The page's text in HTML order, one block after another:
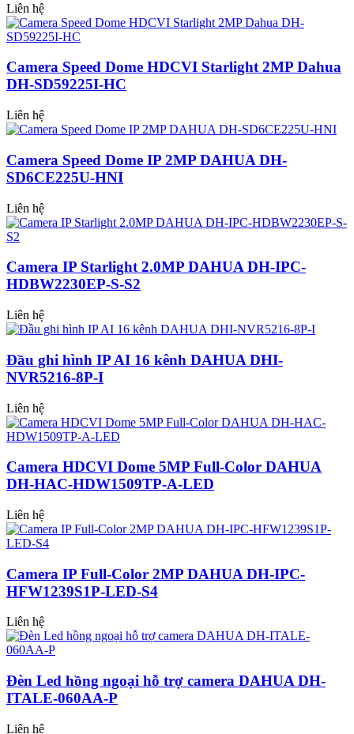
Liên hệ
Camera Speed Dome HDCVI Starlight 2MP Dahua
DH-SD59225I-HC
Liên hệ
Camera Speed Dome IP 2MP DAHUA DH-
SD6CE225U-HNI
Liên hệ
Camera IP Starlight 2.0MP DAHUA DH-IPC-
HDBW2230EP-S-S2
Liên hệ
Đầu ghi hình IP AI 16 kênh DAHUA DHI-
NVR5216-8P-I
Liên hệ
Camera HDCVI Dome 5MP Full-Color DAHUA
DH-HAC-HDW1509TP-A-LED
Liên hệ
Camera IP Full-Color 2MP DAHUA DH-IPC-
HFW1239S1P-LED-S4
Liên hệ
Đèn Led hồng ngoại hỗ trợ camera DAHUA DH-
ITALE-060AA-P
Liên hệ